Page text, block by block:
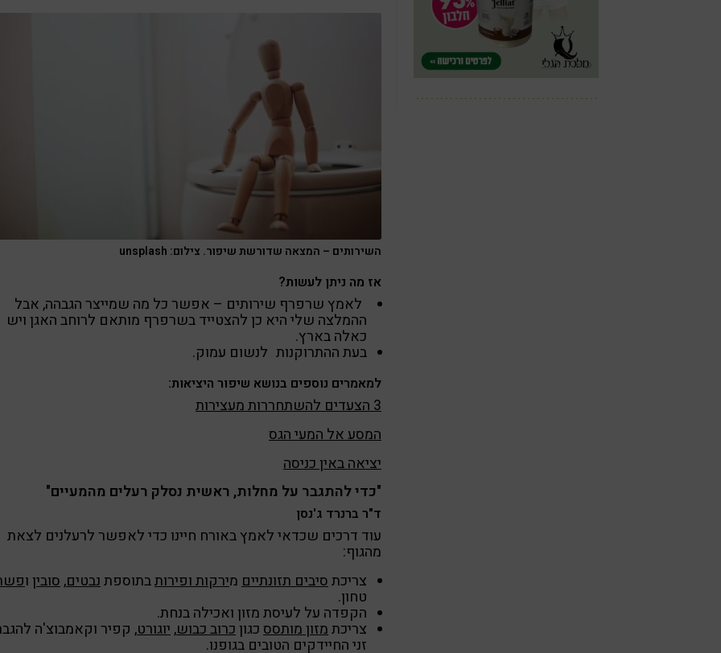
השירותים – המצאה שדורשת שיפור. צילום: unsplash
אז מה ניתן לעשות?
לאמץ שרפרף שירותים – אפשר כל מה שמייצר הגבהה, אבל
ההמלצה שלי היא כן להצטייד בשרפרף מותאם לרוחב האגן ויש
כאלה בארץ.
בעת ההתרוקנות לנשום עמוק.
למאמרים נוספים בנושא שיפור היציאות:
3 הצעדים להשתחררות מעצירות
המסע אל המעי הגס
יציאה באין כניסה
"כדי להתגבר על מחלות, ראשית נסלק רעלים מהמעיים"
ד"ר ברנרד ג'נסן
עוד דרכים שכדאי לאמץ באורח חיינו כדי לאפשר לרעלנים לצאת
מהגוף:
צריכתסיבים תזונתייםמירקות ופירותבתוספתנבטים,סובין ו
טחון.
הקפדה על לעיסת מזון ואכילה בנחת.
צריכתמזון מותססכגוןכרוב כבוש,יוגורט, קפיר וקאמבוצ'ה
זני החיידקים הטובים בגופנו.